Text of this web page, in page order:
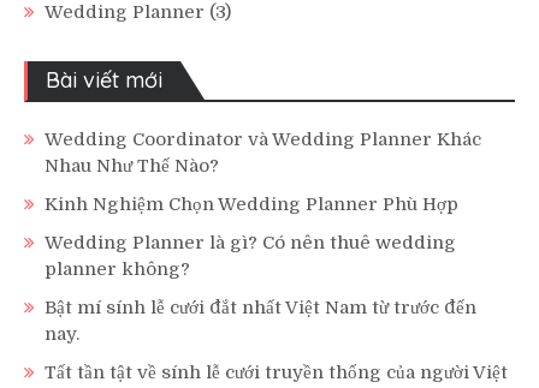
Wedding Planner (3)
Bài viết mới
Wedding Coordinator và Wedding Planner Khác
Nhau Như Thế Nào?
Kinh Nghiệm Chọn Wedding Planner Phù Hợp
Wedding Planner là gì? Có nên thuê wedding
planner không?
Bật mí sính lễ cưới đắt nhất Việt Nam từ trước đến
nay.
Tất tần tật về sính lễ cưới truyền thống của người Việt